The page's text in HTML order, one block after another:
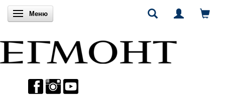
Включи навигацията
Меню